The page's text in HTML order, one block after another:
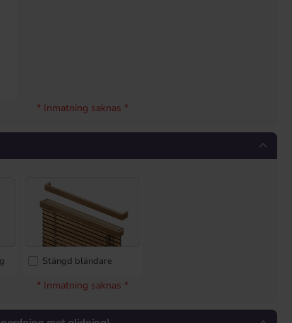
* Inmatning saknas *
Stängd bländare
* Inmatning saknas *